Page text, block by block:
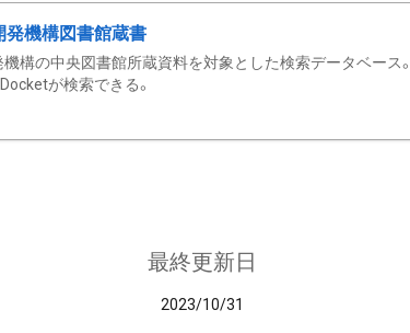
発機構図書館蔵書
構の中央図書館所蔵資料を対象とした検索データベース
Docketが検索できる。
最終更新日
2023/10/31